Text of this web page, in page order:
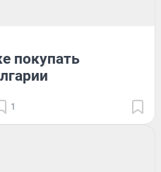
покупать
1